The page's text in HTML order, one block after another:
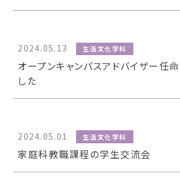
2024.05.13 生活文化学科
オープンキャンパスアドバイザー任
した
2024.05.01 生活文化学科
家庭科教職課程の学生交流会